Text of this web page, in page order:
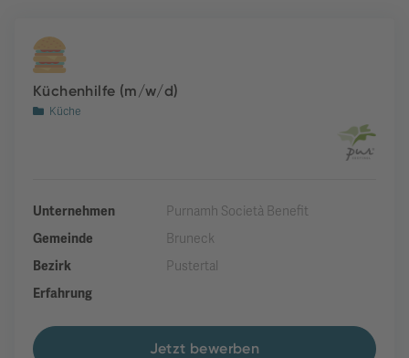
Küchenhilfe (m/w/d)
Küche
Unternehmen
Purnamh Società Benefit
Gemeinde
Bruneck
Bezirk
Pustertal
Erfahrung
Jetzt bewerben